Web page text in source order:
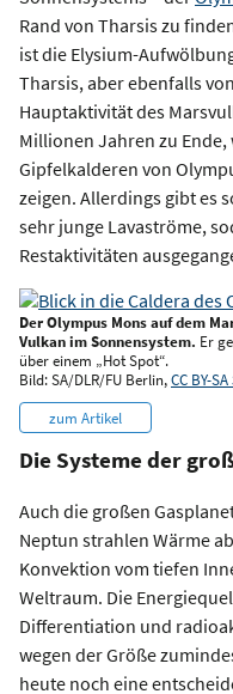
Rand von Tharsis zu
ist die Elysium-
Tharsis, aber ebenfalls
Hauptaktivität des
Millionen Jahren zu
Gipfelkalderen von
zeigen. Allerdings gibt es
sehr junge Lavaströme,
Restaktivitäten
Der Olympus Mons auf dem
Vulkan im Sonnensystem. Er
über einem „Hot Spot“.
Bild: SA/DLR/FU Berlin,CC BY-
zum Artikel
Die Systeme der
Auch die großen
Neptun strahlen Wärme
Konvektion vom tiefen
Weltraum. Die
Differentiation und
wegen der Größe
heute noch eine